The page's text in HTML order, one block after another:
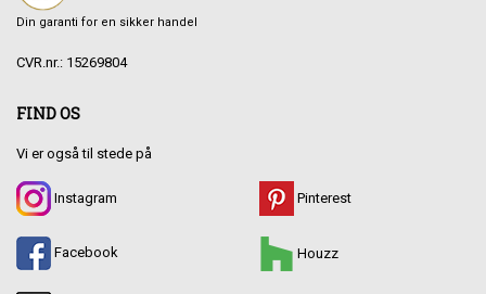
Din garanti for en sikker handel
CVR.nr.: 15269804
FIND OS
Vi er også til stede på
Instagram
Facebook
Pinterest
Houzz